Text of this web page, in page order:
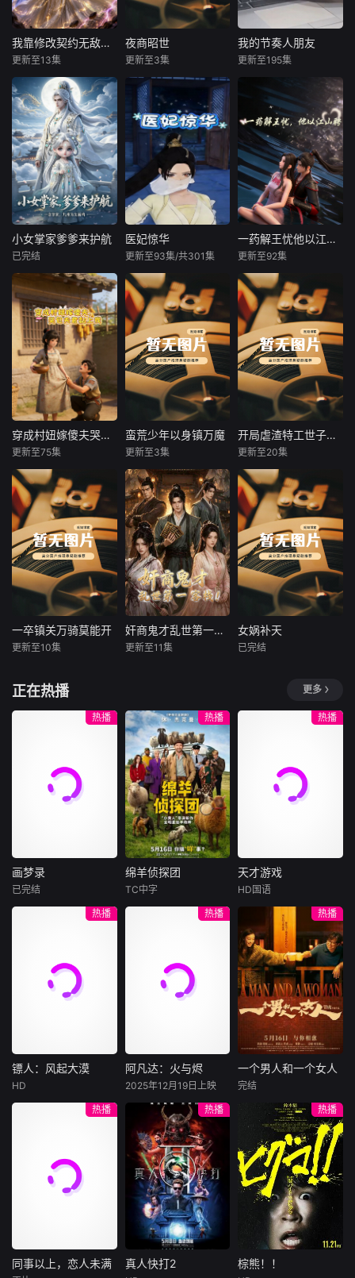
我靠修改契约无敌万界
镇压魔渊两万年的
渊玄大帝大限将
至，妻子云佳仪持
和离契瓜分修为投
奔魔头。渊玄巧改
契约，将魔煞道伤
划为共有，二人自
食恶果身死，他却
痊愈重回巅峰。上
界借飞升收割修
士，渊玄篡改接引
是养料圈养的
我靠修改契约无敌万界
更新至13集
夜商昭世
昔日侯府嫡女沈照
夜遭家族构陷，沦
落矿奴十年，侥幸
脱身执掌盐铁商
路，归来誓要夺回
一切。她以财力为
刃，步步清算薄情
亲族，买下昔日侯
府，却在追查旧案
时遇上大理寺少卿
裴砚舟。裴砚舟心
愧疚，恪守律法却
看透朝堂贪腐。二
人从互相试探的合
作盟友，到共查东
宫敛财黑幕，携手
击碎权贵枷锁。她
为女子谋生路，他
以律法守公道，强
强并肩，完成复仇
之余，一同搭建庇
护底层女子的全新
商道秩序。
夜商昭世
更新至3集
我的节奏人朋友
孤僻的青年画家与
他笔下 “节奏人” 们
的奇妙故事。习惯
在画室的深夜里，
对着画布勾勒那些
随着鼓点、旋律跃
动的身影 —— 他给
他们取名为奥伦、
温迪、格雷，用不
同的色彩标注他们
的 “节奏属性”：奥
我的节奏人朋友
更新至195集
小女掌家爹爹来护航
执念统治世界的恶
毒反派温软，穿成
了暴虐狠辣、世人
惊惧的活阎王秦九
州的亲闺女。从前
的秦九州阴鸷疯
狂，一心厌世叛
世，可自从女儿日
日喊着一统天下，
为他谋划霸业，他
反倒释怀了过往怨
的疯批秦王彻
小女掌家爹爹来护航
已完结
医妃惊华
医学界顶级天才顾
初暖穿越了，还悲
催的中了只有男人
才能解的毒。为了
保住狗命，她半路
拉了一个重伤的美
男解毒。就这样，
堂堂战神，让一个
来历不明的女人给
染指了。很好，这
桩梁子他们结大
医妃惊华
更新至93集/共301集
一药解王忧他以江山聘
独处一格的选妃方
式，让两个命不久
矣的人强强联手。
他背负国恨家仇，
忍辱负重。她天生
鬼手，睚眦必报。
病君邪医凑成双，
直教天下敌人闻风
丧胆！
一药解王忧他以江山聘
更新至92集
穿成村妞嫁傻夫哭包夫君黏上我
二十一世纪整容师
穿越成古代村妞，
没银子没爹娘也就
算了，居然还嫁了
个傻子!
穿成村妞嫁傻夫哭包夫君黏上我
更新至75集
蛮荒少年以身镇万魔
现代青年秦墨穿越
蛮荒，沦为部落祭
神祭品。危急时识
海觉醒太古古籍，
他凭赤盐与骨杖重
创邪神，深入地底
净化邪神，意外解
封远古黑影，最终
以自身鲜血重铸骨
杖将其斩杀。邪神
残留邪气侵蚀大
兵。他收服各部统
一人族，立下人族
律法，率军南下万
蛊渊剿灭蛊母，引
出蛰伏渊底的诸神
之主残魂。秦墨贯
通四脉地脉之力，
以凡躯持神兵焚尽
神主残魂，彻底破
除神明对人族的桎
梏，在蛮荒开创人
族皇朝，立下人不
蛮荒少年以身镇万魔
更新至3集
开局虐渣特工世子妃来自现代
现代军医博士、特
种兵宋玥，在执行
任务时意外身亡，
魂穿成大乾将军府
被陷害致死的痴傻
嫡女。原主遭孙姨
娘与庶妹宋柔下毒
痴傻、囚于京郊尼
姑庵，更被纵火灭
口，幸得宋玥穿越
重生，凭一身过硬
意外听懂鸟语的
她，得知庶妹欲顶
替自己身份、侵占
仇。途中，她巧救
景王世子李承渊的
外祖母，与冷面俊
场戳破宋柔替嫁骗
局，手撕未婚夫赵
婚、斩断婚约。面
对姨娘庶妹的构
陷、祖母的偏心包
庇，她步步为营，
以云记家主令、天
生牡丹
开局虐渣特工世子妃来自现代
更新至20集
一卒镇关万骑莫能开
穿越成逃兵之子赵
衡，刚睁眼就要被
军法杖毙，妹妹还
脑满肠肥的监军勾
结军需贾怀章，堵
死排水渠、暗中纵
侵吞军粮。敌骑步
步逼近，城垣岌岌
可危，无人看好卑
微小卒。赵衡凭借
现代基建眼光识破
众揪出内奸爪牙，
以一身微末戎装直
面朝堂蛀虫，一边
幕，步步逆袭镇住
一卒镇关万骑莫能开
更新至10集
奸商鬼才乱世第一客栈
凭借学识与手艺白
手起家。他们巧用
古法制作好物，玩
转经营思路，一步
步把小生意做大，
打造出红火的商
会。事业稳步发展
之际，意外引来各
方势力觊觎，接连
遭遇重重阻碍。二
人没有就此消沉，
决心运用所学重新
布局，前路既有全
新挑战，也藏着无
奸商鬼才乱世第一客栈
更新至11集
女娲补天
上古时代，只身在
空旷的原野中生活
的女娲为了缓解孤
女人和男人，他们
结合繁衍出后代，
日子过得幸福快
后来，火神和水神
发生争执大打出
手，一时间天地动
摇，女娲的后代陷
入水深火热之中，
发出连连惨叫。女
娲被惨叫声惊醒
后，立刻从腰际摘
下一片绿叶抛掷水
中，绿叶变作扁舟
救下溺水的人儿。
随着火水两神战斗
的升级，更可怕的
事情发生：天被他
们撞出裂缝，滚滚
许多逃命的人儿。
女娲见状，忙托起
五彩巨石填补天上
的一个个空洞，但
风太猛烈，不待她
填
女娲补天
已完结
正在热播 更多
热播
画梦录
许雁真，意外与身
陷危局的融汇银行
总账姜心羽产生交
将国宝名画低价卖
给外国人，许雁真
仿造名画、偷天换
的夹缝间巧妙周
旋，共历险阻，破
解重重困境。
画梦录
已完结
热播
绵羊侦探团
（休·杰克曼饰）最
爱给羊群读侦探小
说，没想到自己有
人貌似都有犯罪动
机。警察毫无头绪
“不务正业”迈出牧
场，追查牧羊人“躺
平
绵羊侦探团
TC中字
热播
天才游戏
李蔓瑄
穷途末路的天才少
年刘全龙（彭昱畅
饰），被偏执富家
公子陈伦（丁禹兮
饰）选中，被迫踏
入一场为他量身打
造的“换命游戏”。
豪华别墅、名车名
表、神秘女友全部
备齐，在陈伦的精
瞬间拥有顶配人
生。
天才游戏
HD国语
热播
镖人：风起大漠
族等多方势力盘根
错节、暗潮涌动。
“天字第二号逃犯”
安。不料，他们的
镖人：风起大漠
HD
热播
阿凡达：火与烬
佐伊·索尔达娜
西格妮·韦弗
影片聚焦杰克·萨利
与奈蒂莉一家的命
运起伏，在前作的
情感余波之上，深
刻描绘一个家族在
战火中如何成长、
并共同守护血脉相
连的情感纽带的历
阿凡达：火与烬
2025年12月19日上映
热播
一个男人和一个女人
周汉宁
男人（黄渤
饰）和女人（倪妮
饰）飞机同时落
地，入住同一家酒
店，成为一墙之隔
的邻居。不够隔音
的房间暴露了男人
和女人因生活暂停
陷入的困境，健
一个男人和一个女人
完结
热播
同事以上，恋人未满
同事以上，恋人未满
热播
真人快打2
真人快打2
热播
棕熊！！
棕熊！！